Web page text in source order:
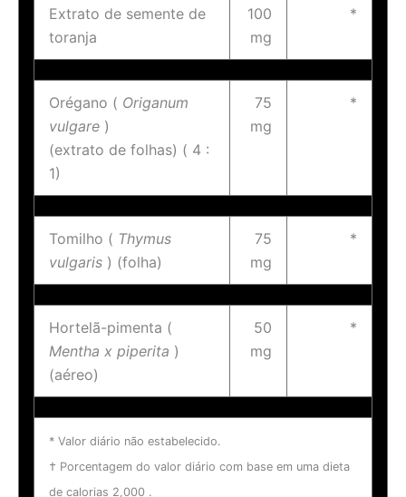
Extrato de semente de
toranja
100
mg
*
Orégano ( Origanum
vulgare )
(extrato de folhas) ( 4 :
1)
75
mg
*
Tomilho ( Thymus
vulgaris ) (folha)
75
mg
*
Hortelã-pimenta (
Mentha x piperita )
(aéreo)
50
mg
*
* Valor diário não estabelecido.
† Porcentagem do valor diário com base em uma dieta
de calorias 2,000 .